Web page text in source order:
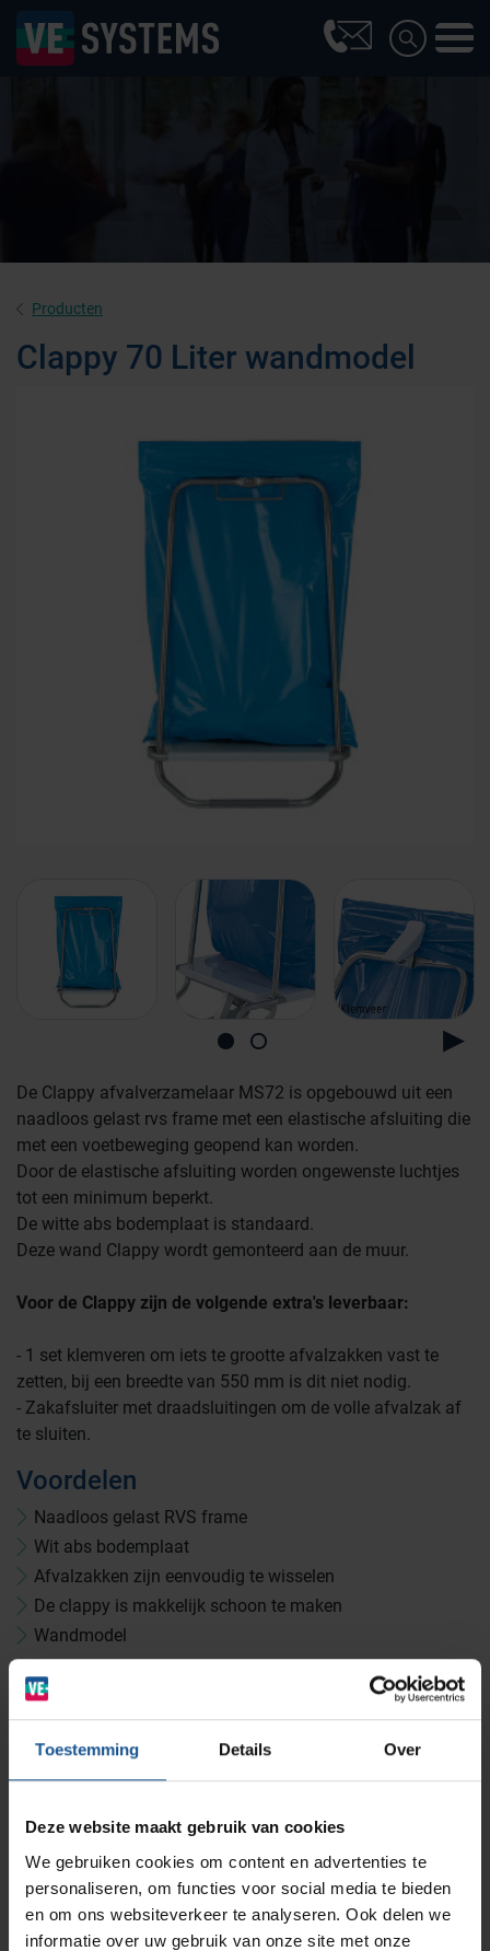
Toestemming Details Over
Deze website maakt gebruik van cookies
We gebruiken cookies om content en advertenties te
personaliseren, om functies voor social media te bieden
en om ons websiteverkeer te analyseren. Ook delen we
informatie over uw gebruik van onze site met onze
Producten
Clappy 70 Liter wandmodel
De Clappy afvalverzamelaar MS72 is opgebouwd uit een
naadloos gelast rvs frame met een elastische afsluiting die
met een voetbeweging geopend kan worden.
Door de elastische afsluiting worden ongewenste luchtjes
tot een minimum beperkt.
De witte abs bodemplaat is standaard.
Deze wand Clappy wordt gemonteerd aan de muur.
Voor de Clappy zijn de volgende extra's leverbaar:
- 1 set klemveren om iets te grootte afvalzakken vast te
zetten, bij een breedte van 550 mm is dit niet nodig.
- Zakafsluiter met draadsluitingen om de volle afvalzak af
te sluiten.
Voordelen
Naadloos gelast RVS frame
Wit abs bodemplaat
Afvalzakken zijn eenvoudig te wisselen
De clappy is makkelijk schoon te maken
Wandmodel
Accessoires
Zakafsluiter
Klemveer
Accessoires
Stootrollen, Transportbakken 600x400x220mm,
Transportbakken 600x400x325mm
Branche
Branches
Ziekenhuizen en klinieken
Zorginstellingen
Laboratoria
Cleanrooms
Logistiek en opslag
Afvalinzamelaars
Solutions
RVS Werkplekinrichting
Modulaire Inrichtingssystemen
Opslagsystemen en voorraadbeheer
Medische afvalverpakkingen
Infectiepreventie en hygiëne
Opslagmogelijkheden
Medische (verzorgings)wagens
Wastransport
Medicijn- en verbandkasten
Werkplekinrichting
Metro
Zarges
AP Medical
BINBIN
Klantcases
Vacatures